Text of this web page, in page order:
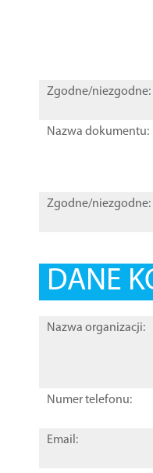
Zgodne/niezgodne:
Nazwa dokumentu:
Zgodne/niezgodne:
DANE
Nazwa organizacji:
Numer telefonu:
Email: